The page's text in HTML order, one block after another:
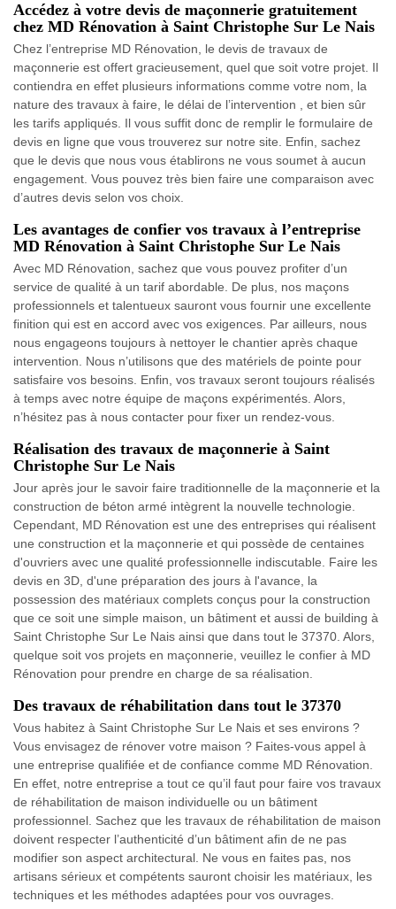
Accédez à votre devis de maçonnerie gratuitement
chez MD Rénovation à Saint Christophe Sur Le Nais
Chez l’entreprise MD Rénovation, le devis de travaux de
maçonnerie est offert gracieusement, quel que soit votre projet. Il
contiendra en effet plusieurs informations comme votre nom, la
nature des travaux à faire, le délai de l’intervention , et bien sûr
les tarifs appliqués. Il vous suffit donc de remplir le formulaire de
devis en ligne que vous trouverez sur notre site. Enfin, sachez
que le devis que nous vous établirons ne vous soumet à aucun
engagement. Vous pouvez très bien faire une comparaison avec
d’autres devis selon vos choix.
Les avantages de confier vos travaux à l’entreprise
MD Rénovation à Saint Christophe Sur Le Nais
Avec MD Rénovation, sachez que vous pouvez profiter d’un
service de qualité à un tarif abordable. De plus, nos maçons
professionnels et talentueux sauront vous fournir une excellente
finition qui est en accord avec vos exigences. Par ailleurs, nous
nous engageons toujours à nettoyer le chantier après chaque
intervention. Nous n’utilisons que des matériels de pointe pour
satisfaire vos besoins. Enfin, vos travaux seront toujours réalisés
à temps avec notre équipe de maçons expérimentés. Alors,
n’hésitez pas à nous contacter pour fixer un rendez-vous.
Réalisation des travaux de maçonnerie à Saint
Christophe Sur Le Nais
Jour après jour le savoir faire traditionnelle de la maçonnerie et la
construction de béton armé intègrent la nouvelle technologie.
Cependant, MD Rénovation est une des entreprises qui réalisent
une construction et la maçonnerie et qui possède de centaines
d'ouvriers avec une qualité professionnelle indiscutable. Faire les
devis en 3D, d'une préparation des jours à l'avance, la
possession des matériaux complets conçus pour la construction
que ce soit une simple maison, un bâtiment et aussi de building à
Saint Christophe Sur Le Nais ainsi que dans tout le 37370. Alors,
quelque soit vos projets en maçonnerie, veuillez le confier à MD
Rénovation pour prendre en charge de sa réalisation.
Des travaux de réhabilitation dans tout le 37370
Vous habitez à Saint Christophe Sur Le Nais et ses environs ?
Vous envisagez de rénover votre maison ? Faites-vous appel à
une entreprise qualifiée et de confiance comme MD Rénovation.
En effet, notre entreprise a tout ce qu’il faut pour faire vos travaux
de réhabilitation de maison individuelle ou un bâtiment
professionnel. Sachez que les travaux de réhabilitation de maison
doivent respecter l’authenticité d’un bâtiment afin de ne pas
modifier son aspect architectural. Ne vous en faites pas, nos
artisans sérieux et compétents sauront choisir les matériaux, les
techniques et les méthodes adaptées pour vos ouvrages.